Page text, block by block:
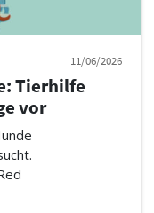
11/06/2026
Tierhilfe
vor